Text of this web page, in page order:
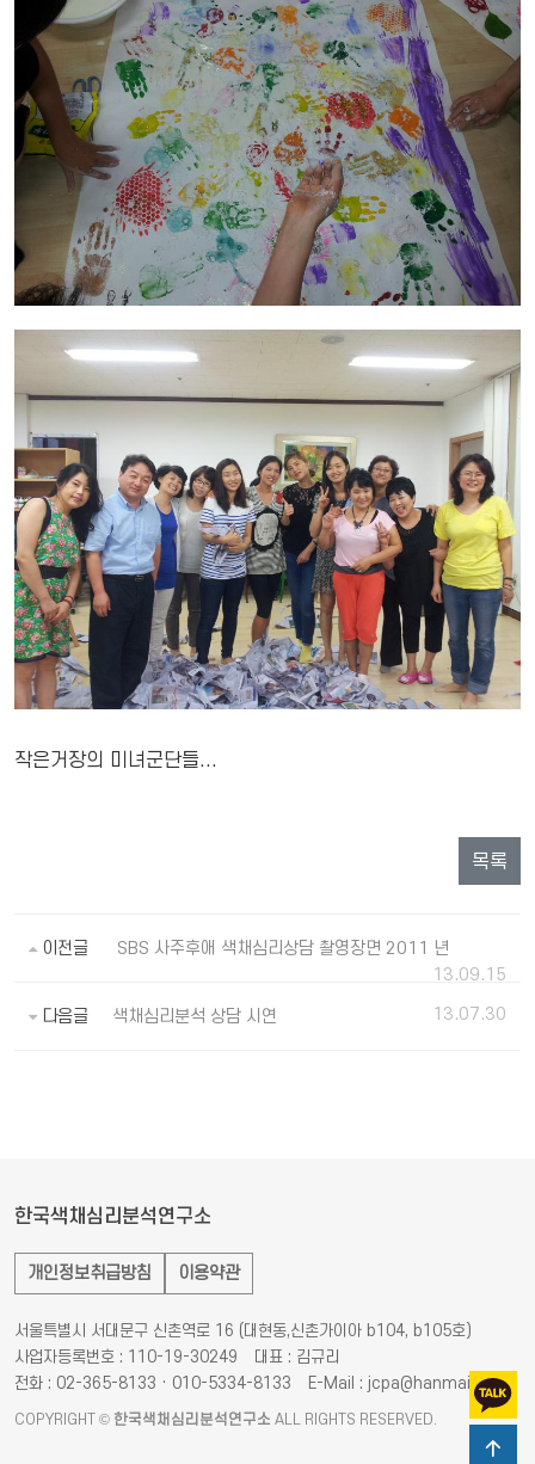
작은거장의 미녀군단들...
목록
이전글
SBS 사주후애 색채심리상담 촬영장면 2011 년
13.09.15
다음글 색채심리분석 상담 시연 13.07.30
한국색채심리분석연구소
개인정보취급방침 이용약관
서울특별시 서대문구 신촌역로 16 (대현동,신촌가이아 b104, b105호)
사업자등록번호 : 110-19-30249
대표 : 김규리
전화 : 02-365-8133 · 010-5334-8133
E-Mail : jcpa@hanmail.net
COPYRIGHT © 한국색채심리분석연구소 ALL RIGHTS RESERVED.